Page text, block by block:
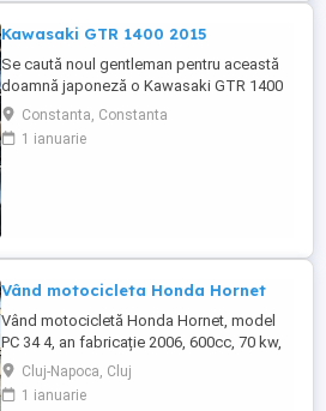
Kawasaki GTR 1400 2015
Se caută noul gentleman pentru această
doamnă japoneză o Kawasaki GTR 1400
care încă întoarce priviri și iubește
kilometrii. A fost răsfățată, întreținută la
timp și tratată cu respect. O dau doar
Constanta, Constanta
1 ianuarie
Vând motocicleta Honda Hornet
Vând motocicletă Honda Hornet, model
PC 34 4, an fabricație 2006, 600cc, 70 kw,
98 cp, inspecție tehnică valabilă până în
august 2027 . Preț 1900 euro
Cluj-Napoca, Cluj
1 ianuarie